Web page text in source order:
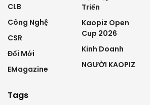
CLB
Công Nghệ
CSR
Đổi Mới
EMagazine
Triển
Kaopiz Open
Cup 2026
Kinh Doanh
NGƯỜI KAOPIZ
Tags